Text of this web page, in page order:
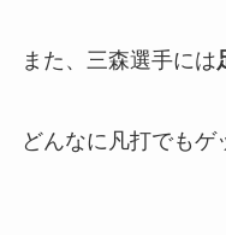
また、三森選手には
どんなに凡打でもゲ